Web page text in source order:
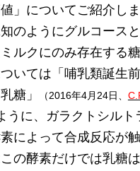
」についてご紹介しま
のようにグルコース
ルクにのみ存在する
いては「哺乳類誕生
糖」
（2016年4月24日、
うに、ガラクトシルト
によって合成反応が
の酵素だけでは乳糖